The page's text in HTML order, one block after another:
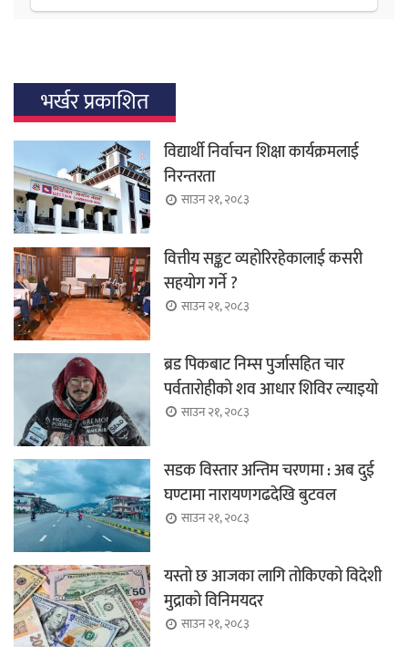
भर्खर प्रकाशित
विद्यार्थी निर्वाचन शिक्षा कार्यक्रमलाई
निरन्तरता
साउन २१, २०८३
वित्तीय सङ्कट व्यहोरिरहेकालाई कसरी
सहयोग गर्ने ?
साउन २१, २०८३
ब्रड पिकबाट निम्स पुर्जासहित चार
पर्वतारोहीको शव आधार शिविर ल्याइयो
साउन २१, २०८३
सडक विस्तार अन्तिम चरणमा : अब दुई
घण्टामा नारायणगढदेखि बुटवल
साउन २१, २०८३
यस्तो छ आजका लागि तोकिएको विदेशी
मुद्राको विनिमयदर
साउन २१, २०८३